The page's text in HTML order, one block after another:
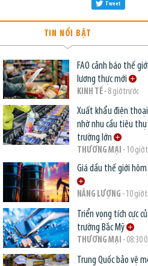
Tweet
TIN NỔI BẬT
FAO cảnh báo thế
lương thực mới
KINH TẾ- 8 giờ trước
Xuất khẩu điện
nhờ nhu cầu tiêu
trường lớn
THƯƠNG MẠI - 10 giờ
Giá dầu thế giới hôm
NĂNG LƯỢNG - 10 giờ
Triển vọng tích cực
trường Bắc Mỹ
THƯƠNG MẠI - 08:30
Trung Quốc bảo vệ